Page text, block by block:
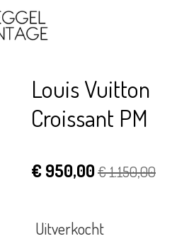
Louis Vuitton
Croissant PM
€ 950,00€ 1.150,00
Uitverkocht